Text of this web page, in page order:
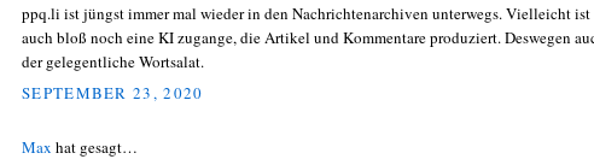
ppq.li ist jüngst immer mal wieder in den Nachrichtenarchiven unterwegs. Vielleicht
auch bloß noch eine KI zugange, die Artikel und Kommentare produziert. Deswegen
der gelegentliche Wortsalat.
SEPTEMBER 23, 2020
Max hat gesagt…